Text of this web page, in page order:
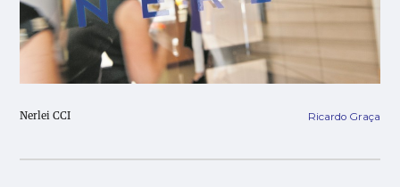
Nerlei CCI Ricardo Graça